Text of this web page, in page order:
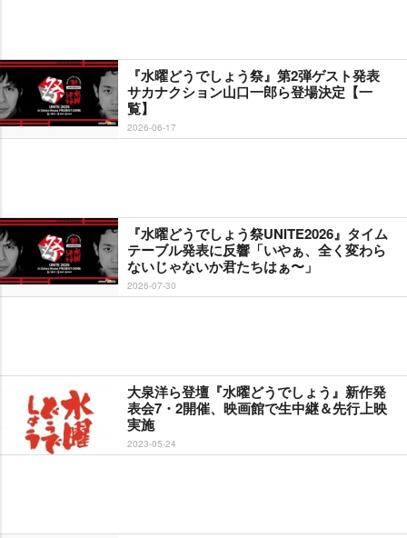
『水曜どうでしょう祭』第2弾ゲスト発表
サカナクション山口一郎ら登場決定【一
覧】
2026-06-17
『水曜どうでしょう祭UNITE2026』タイム
テーブル発表に反響「いやぁ、全く変わら
ないじゃないか君たちはぁ〜」
2026-07-30
大泉洋ら登壇『水曜どうでしょう』新作発
表会7・2開催、映画館で生中継＆先行上映
実施
2023-05-24